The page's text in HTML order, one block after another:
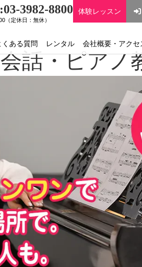
3982-8800
（定休日：無休）
体験レッスン
くある質問 レンタル 会社概要・アクセ
話・ピアノ